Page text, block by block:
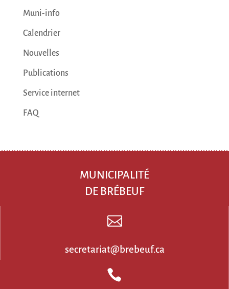
Muni-info
Calendrier
Nouvelles
Publications
Service internet
FAQ
MUNICIPALITÉ
DE BRÉBEUF

secretariat@brebeuf.ca
